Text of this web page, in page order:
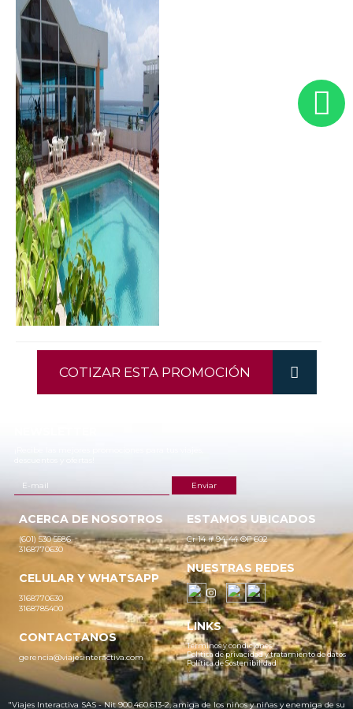
COTIZAR ESTA PROMOCIÓN
ACERCA DE NOSOTROS
(601) 530 5586
3168770630
CELULAR Y WHATSAPP
3168770630
3168785400
CONTACTANOS
gerencia@viajesinteractiva.com
ESTAMOS UBICADOS
Cr 14 # 94-44 OF 602
NUESTRAS REDES
LINKS
Términos y condiciones
Política de privacidad y tratamiento de datos
Política de Sostenibilidad
"Viajes Interactiva SAS - Nit 900.460.613-2, amiga de los niños y niñas y enemiga de su